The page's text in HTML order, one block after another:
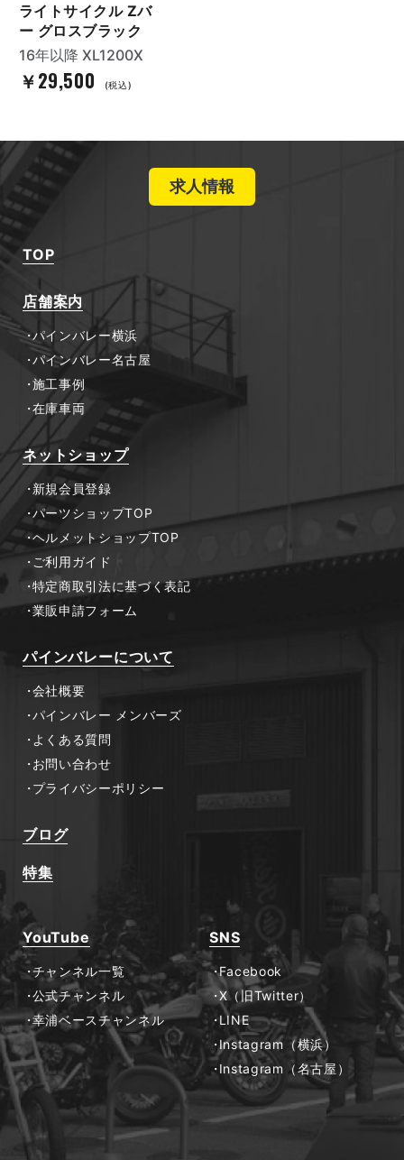
ライトサイクル Zバ
ー グロスブラック
16年以降 XL1200X
￥29,500 (税込)
求人情報
TOP
店舗案内
パインバレー横浜
パインバレー名古屋
施工事例
在庫車両
ネットショップ
新規会員登録
パーツショップTOP
ヘルメットショップTOP
ご利用ガイド
特定商取引法に基づく表記
業販申請フォーム
パインバレーについて
会社概要
パインバレー メンバーズ
よくある質問
お問い合わせ
プライバシーポリシー
ブログ
特集
YouTube
チャンネル一覧
公式チャンネル
幸浦ベースチャンネル
SNS
Facebook
X（旧Twitter）
LINE
Instagram（横浜）
Instagram（名古屋）